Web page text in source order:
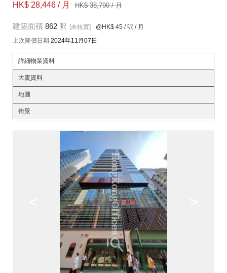
HK$ 28,446 / 月
HK$ 38,790 / 月
建築面積 862 呎 [未核實] @HK$ 45 / 呎 / 月
上次降價日期 2024年11月07日
詳細物業資料
大廈資料
地圖
街景